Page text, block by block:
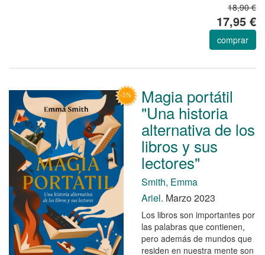
18,90 €
17,95 €
comprar
Magia portátil
"Una historia
alternativa de los
libros y sus
lectores"
Smith, Emma
Ariel. Marzo 2023
Los libros son importantes por
las palabras que contienen,
pero además de mundos que
residen en nuestra mente son